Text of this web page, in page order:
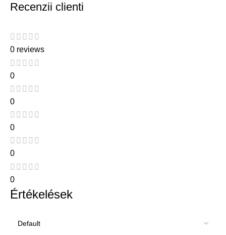
Recenzii clienti
0 reviews
0
0
0
0
0
Értékelések